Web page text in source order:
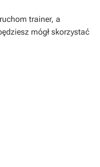
trainer, a
mógł skorzystać